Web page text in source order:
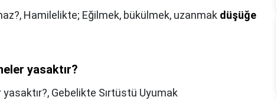
Hamilelikte; Eğilmek, bükülmek, uzanmak düşüğe
yasaktır?
Gebelikte Sırtüstü Uyumak